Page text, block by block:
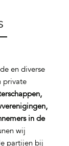
en diverse
private
in de
wij
partijen bij